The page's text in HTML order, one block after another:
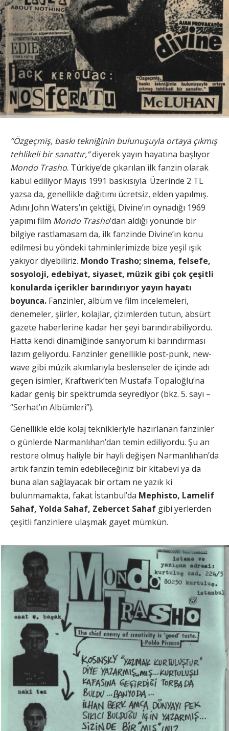
“Özgeçmiş, baskı tekniğinin bulunuşuyla ortaya çıkmış
tehlikeli bir sanattır,”diyerek yayın hayatına başlıyor
Mondo Trasho. Türkiye’de çıkarılan ilk fanzin olarak
kabul ediliyor Mayıs 1991 baskısıyla. Üzerinde 2 TL
yazsa da, genellikle dağıtımı ücretsiz, elden yapılmış.
Adını John Waters’ın çektiği, Divine’ın oynadığı 1969
yapımı film Mondo Trasho’dan aldığı yönünde bir
bilgiye rastlamasam da, ilk fanzinde Divine’ın konu
edilmesi bu yöndeki tahminlerimizde bize yeşil ışık
yakıyor diyebiliriz. Mondo Trasho; sinema, felsefe,
sosyoloji, edebiyat, siyaset, müzik gibi çok çeşitli
konularda içerikler barındırıyor yayın hayatı
boyunca. Fanzinler, albüm ve film incelemeleri,
denemeler, şiirler, kolajlar, çizimlerden tutun, absürt
gazete haberlerine kadar her şeyi barındırabiliyordu.
Hatta kendi dinamiğinde sanıyorum ki barındırması
lazım geliyordu. Fanzinler genellikle post-punk, new-
wave gibi müzik akımlarıyla beslenseler de içinde adı
geçen isimler, Kraftwerk’ten Mustafa Topaloğlu’na
kadar geniş bir spektrumda seyrediyor (bkz. 5. sayı –
“Serhat’ın Albümleri”).
Genellikle elde kolaj teknikleriyle hazırlanan fanzinler
o günlerde Narmanlıhan’dan temin ediliyordu. Şu an
restore olmuş haliyle bir hayli değişen Narmanlıhan’da
artık fanzin temin edebileceğiniz bir kitabevi ya da
buna alan sağlayacak bir ortam ne yazık ki
bulunmamakta, fakat İstanbul’da Mephisto, Lamelif
Sahaf, Yolda Sahaf, Zebercet Sahaf gibi yerlerden
çeşitli fanzinlere ulaşmak gayet mümkün.